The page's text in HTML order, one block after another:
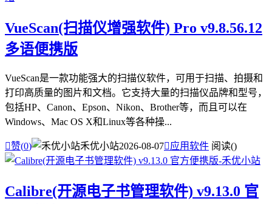
VueScan(扫描仪增强软件) Pro v9.8.56.12
多语便携版
VueScan是一款功能强大的扫描仪软件，可用于扫描、拍摄和
打印高质量的图片和文档。它支持大量的扫描仪品牌和型号，
包括HP、Canon、Epson、Nikon、Brother等，而且可以在
Windows、Mac OS X和Linux等各种操...
赞(0) 禾优小站2026-08-07应用软件 阅读()
Calibre(开源电子书管理软件) v9.13.0 官